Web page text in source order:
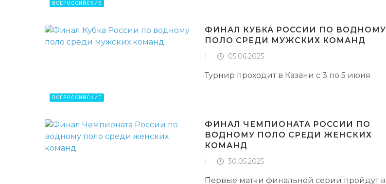
ВСЕРОССИЙСКИЕ
ВСЕРОССИЙСКИЕ
ФИНАЛ КУБКА РОССИИ ПО ВОДНОМУ
ПОЛО СРЕДИ МУЖСКИХ КОМАНД
05.06.2025
Турнир проходит в Казани с 3 по 5 июня
ФИНАЛ ЧЕМПИОНАТА РОССИИ ПО
ВОДНОМУ ПОЛО СРЕДИ ЖЕНСКИХ
КОМАНД
30.05.2025
Первые матчи финальной серии пройдут в